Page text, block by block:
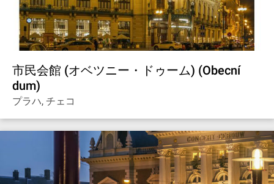
市民会館 (オベツニー・ドゥーム) (Obecní
dum)
プラハ, チェコ